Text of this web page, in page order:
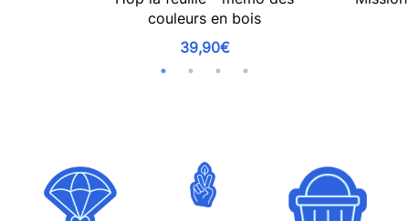
couleurs en bois
39,90€